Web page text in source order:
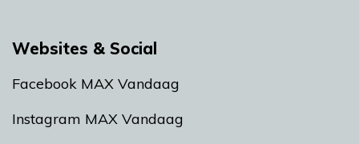
Websites & Social
Facebook MAX Vandaag
Instagram MAX Vandaag